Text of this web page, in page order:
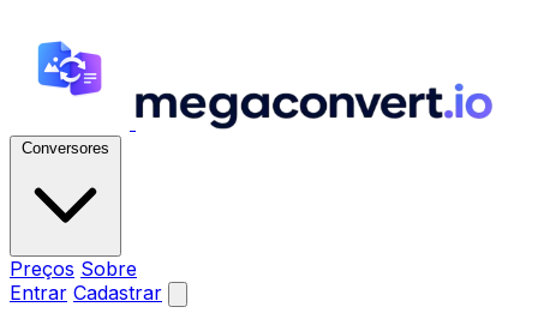
Conversores
Preços Sobre
Entrar Cadastrar